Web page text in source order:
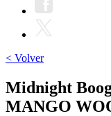
< Volver
Midnight
MANGO